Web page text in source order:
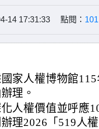
14 17:31:33 點閱： 101
家人權博物館
理。
人權價值並呼應
理2026「519人